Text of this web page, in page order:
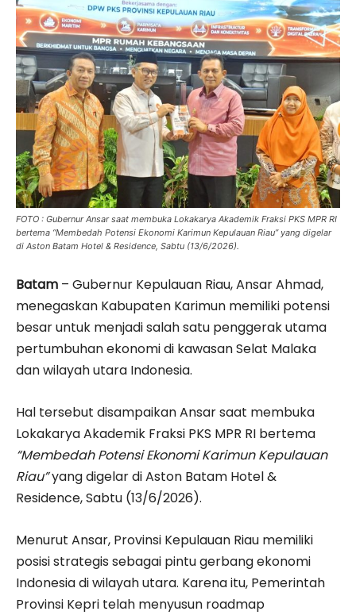
FOTO : Gubernur Ansar saat membuka Lokakarya Akademik Fraksi PKS MPR RI
bertema “Membedah Potensi Ekonomi Karimun Kepulauan Riau” yang digelar
di Aston Batam Hotel & Residence, Sabtu (13/6/2026).
Batam – Gubernur Kepulauan Riau, Ansar Ahmad,
menegaskan Kabupaten Karimun memiliki potensi
besar untuk menjadi salah satu penggerak utama
pertumbuhan ekonomi di kawasan Selat Malaka
dan wilayah utara Indonesia.
Hal tersebut disampaikan Ansar saat membuka
Lokakarya Akademik Fraksi PKS MPR RI bertema
“Membedah Potensi Ekonomi Karimun Kepulauan
Riau”yang digelar di Aston Batam Hotel &
Residence, Sabtu (13/6/2026).
Menurut Ansar, Provinsi Kepulauan Riau memiliki
posisi strategis sebagai pintu gerbang ekonomi
Indonesia di wilayah utara. Karena itu, Pemerintah
Provinsi Kepri telah menyusun roadmap